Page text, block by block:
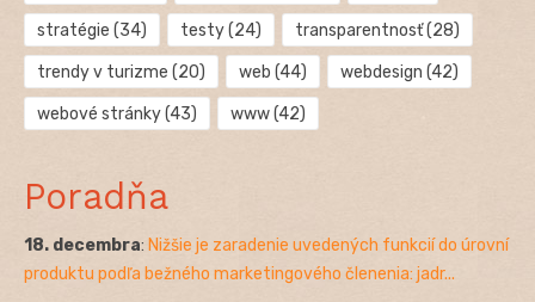
stratégie (34) testy(24) transparentnosť(28)
trendy v turizme (20) web (44) webdesign (42)
webové stránky(43) www(42)
Poradňa
18. decembra: Nižšie je zaradenie uvedených funkcií do úrovní
produktu podľa bežného marketingového členenia: jadr...